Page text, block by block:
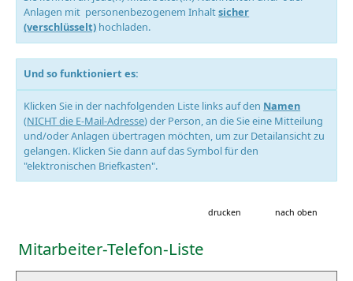
Anlagen mit personenbezogenem Inhaltsicher
(verschlüsselt) hochladen.
Und so funktioniert es:
Klicken Sie in der nachfolgenden Liste links auf den Namen
(NICHT die E-Mail-Adresse) der Person, an die Sie eine Mitteilung
und/oder Anlagen übertragen möchten, um zur Detailansicht zu
gelangen. Klicken Sie dann auf das Symbol für den
"elektronischen Briefkasten".
drucken nach oben
Mitarbeiter-Telefon-Liste